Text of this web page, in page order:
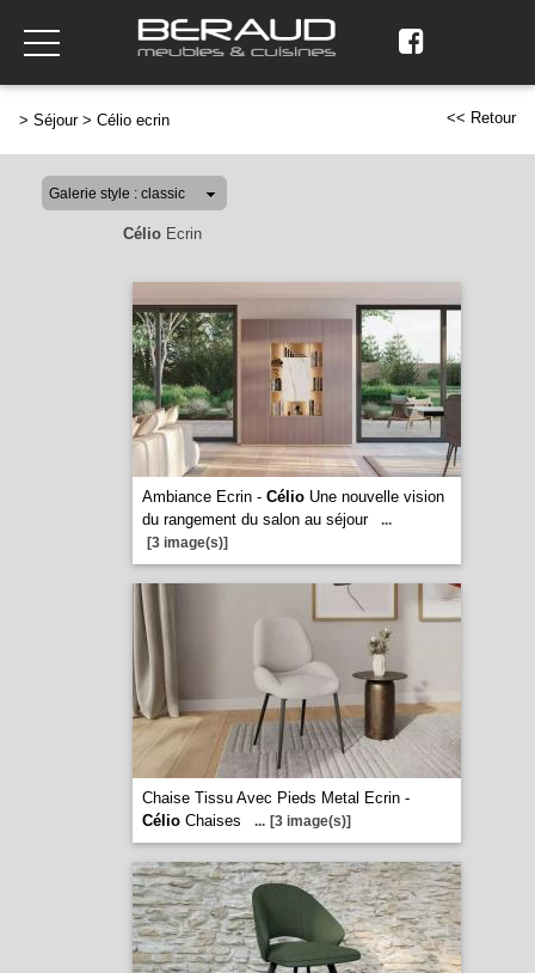
> Séjour> Célio ecrin << Retour
CélioEcrin
Ambiance Ecrin - CélioUne nouvelle vision
du rangement du salon au séjour
...
[3 image(s)]
Chaise Tissu Avec Pieds Metal Ecrin -
CélioChaises ... [3 image(s)]